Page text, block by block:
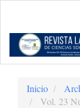
Contenido
principal
Barra
Inicio
Vol. 23